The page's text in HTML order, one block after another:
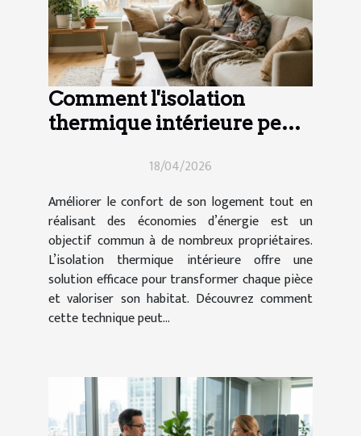
Comment l'isolation
thermique intérieure peut-
18/04/2026
Améliorer le confort de son logement tout en
réalisant des économies d’énergie est un
objectif commun à de nombreux propriétaires.
L’isolation thermique intérieure offre une
solution efficace pour transformer chaque pièce
et valoriser son habitat. Découvrez comment
cette technique peut...